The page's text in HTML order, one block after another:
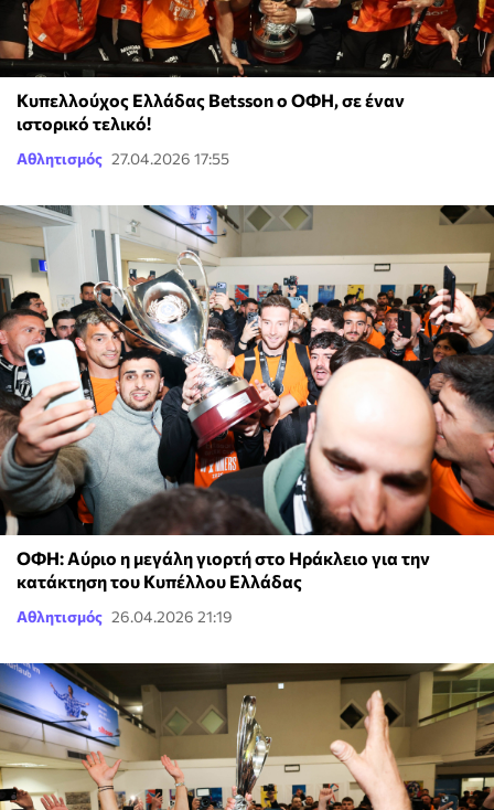
Κυπελλούχος Ελλάδας Betsson ο ΟΦΗ, σε έναν
ιστορικό τελικό!
Αθλητισμός 27.04.2026 17:55
ΟΦΗ: Αύριο η μεγάλη γιορτή στο Ηράκλειο για την
κατάκτηση του Κυπέλλου Ελλάδας
Αθλητισμός 26.04.2026 21:19